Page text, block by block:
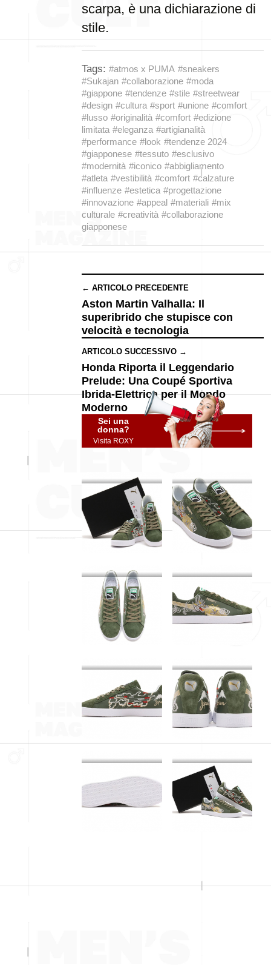
scarpa, è una dichiarazione di
stile.
Tags: #atmos x PUMA #sneakers
#Sukajan #collaborazione #moda
#giappone #tendenze #stile #streetwear
#design #cultura #sport #unione #comfort
#lusso #originalità #comfort #edizione
limitata #eleganza #artigianalità
#performance #look #tendenze 2024
#giapponese #tessuto #esclusivo
#modernità #iconico #abbigliamento
#atleta #vestibilità #comfort #calzature
#influenze #estetica #progettazione
#innovazione #appeal #materiali #mix
culturale #creatività #collaborazione
giapponese
← ARTICOLO PRECEDENTE
Aston Martin Valhalla: Il
superibrido che stupisce con
velocità e tecnologia
ARTICOLO SUCCESSIVO →
Honda Riporta il Leggendario
Prelude: Una Coupé Sportiva
Ibrida-Elettrica per il Mondo
Moderno
Sei una
donna?
Visita ROXY